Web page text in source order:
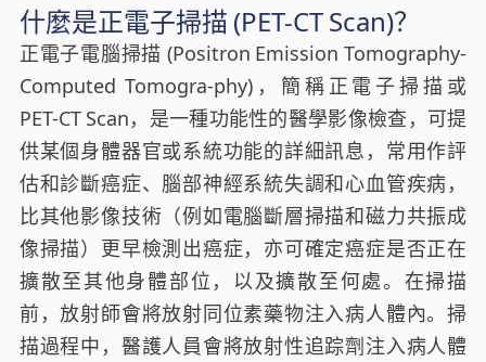
什麼是正電子掃描 (PET-CT Scan)？
正電子電腦掃描 (Positron Emission Tomography-
Computed Tomogra-phy)，簡稱正電子掃描或
PET-CT Scan，是一種功能性的醫學影像檢查，可提
供某個身體器官或系統功能的詳細訊息，常用作評
估和診斷癌症、腦部神經系統失調和心血管疾病，
比其他影像技術（例如電腦斷層掃描和磁力共振成
像掃描）更早檢測出癌症，亦可確定癌症是否正在
擴散至其他身體部位，以及擴散至何處。在掃描
前，放射師會將放射同位素藥物注入病人體內。掃
描過程中，醫護人員會將放射性追踪劑注入病人體